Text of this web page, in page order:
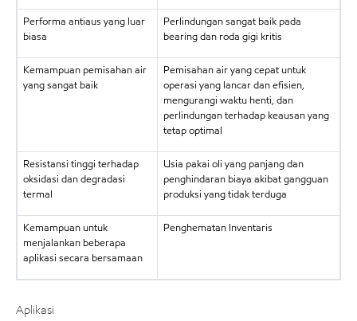
Performa antiaus yang luar
biasa
Perlindungan sangat baik pada
bearing dan roda gigi kritis
Kemampuan pemisahan air
yang sangat baik
Pemisahan air yang cepat untuk
operasi yang lancar dan efisien,
mengurangi waktu henti, dan
perlindungan terhadap keausan yang
tetap optimal
Resistansi tinggi terhadap
oksidasi dan degradasi
termal
Usia pakai oli yang panjang dan
penghindaran biaya akibat gangguan
produksi yang tidak terduga
Kemampuan untuk
menjalankan beberapa
aplikasi secara bersamaan
Penghematan Inventaris
Aplikasi